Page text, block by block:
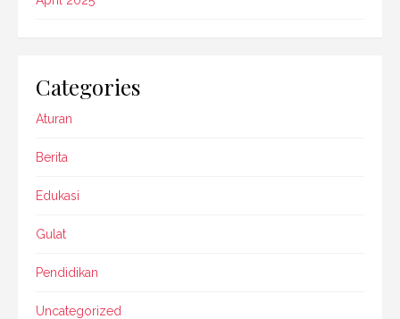
Categories
Aturan
Berita
Edukasi
Gulat
Pendidikan
Uncategorized